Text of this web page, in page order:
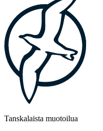
Tanskalaista muotoilua